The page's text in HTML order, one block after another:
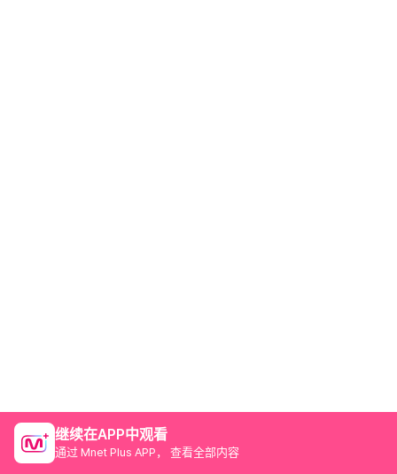
继续在APP中观看
通过 Mnet Plus APP， 查看全部内容